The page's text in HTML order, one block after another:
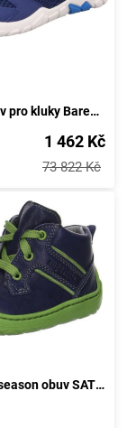
Dětská obuv pro kluky Barefit TRACE, Superfit, 1-006030-8000, tmavě modrá - velikost 35
1 462 Kč
73 822 Kč
Dětská all-season obuv SATURN, Superfit, 1-00334-81, modrozelená - velikost 21